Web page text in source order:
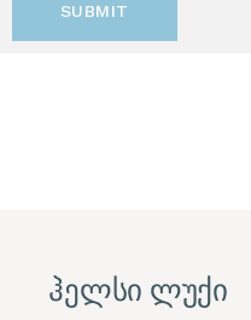
SUBMIT
ჰელსი ლუქი